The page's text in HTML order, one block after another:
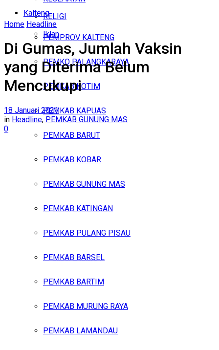
RELIGI
Iklan
Jumat, Agustus 7, 2026
Kalteng
PEMPROV KALTENG
PEMKO PALANGKARAYA
PEMKAB KOTIM
PEMKAB KAPUAS
PEMKAB BARUT
PEMKAB KOBAR
PEMKAB GUNUNG MAS
PEMKAB KATINGAN
PEMKAB PULANG PISAU
PEMKAB BARSEL
PEMKAB BARTIM
PEMKAB MURUNG RAYA
PEMKAB LAMANDAU
Home Headline
Di Gumas, Jumlah Vaksin
yang Diterima Belum
Mencukupi
18 Januari 2021
in Headline, PEMKAB GUNUNG MAS
0